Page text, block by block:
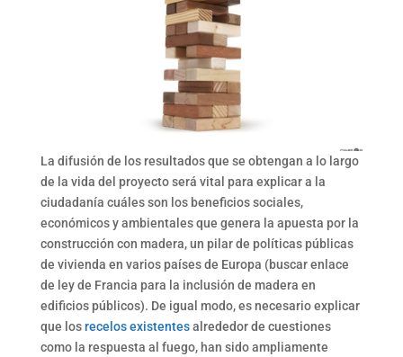
La difusión de los resultados que se obtengan a lo largo
de la vida del proyecto será vital para explicar a la
ciudadanía cuáles son los beneficios sociales,
económicos y ambientales que genera la apuesta por la
construcción con madera, un pilar de políticas públicas
de vivienda en varios países de Europa (buscar enlace
de ley de Francia para la inclusión de madera en
edificios públicos). De igual modo, es necesario explicar
que losrecelos existentesalrededor de cuestiones
como la respuesta al fuego, han sido ampliamente